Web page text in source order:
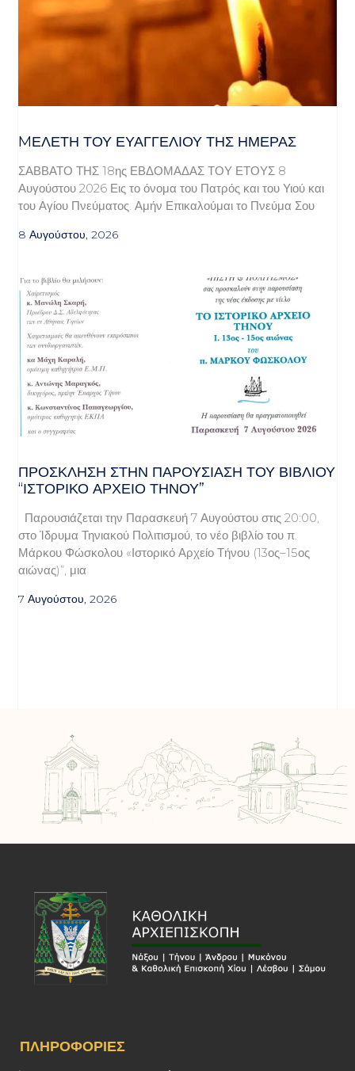
MΕΛΈΤΗ ΤΟΥ ΕΥΑΓΓΕΛΊΟΥ ΤΗΣ ΗΜΈΡΑΣ
ΣΑΒΒΑΤΟ ΤΗΣ 18ης ΕΒΔΟΜΑΔΑΣ ΤΟΥ ΕΤΟΥΣ 8
Αυγούστου 2026 Εις το όνομα του Πατρός και του Υιού και
του Αγίου Πνεύματος. Αμήν Επικαλούμαι το Πνεύμα Σου
8 Αυγούστου, 2026
ΠΡΌΣΚΛΗΣΗ ΣΤΗΝ ΠΑΡΟΥΣΊΑΣΗ ΤΟΥ ΒΙΒΛΊΟΥ
“ΙΣΤΟΡΙΚΌ ΑΡΧΕΊΟ ΤΉΝΟΥ”
Παρουσιάζεται την Παρασκευή 7 Αυγούστου στις 20:00,
στο Ίδρυμα Τηνιακού Πολιτισμού, το νέο βιβλίο του π.
Μάρκου Φώσκολου «Ιστορικό Αρχείο Τήνου (13ος–15ος
αιώνας)”, μια
7 Αυγούστου, 2026
ΠΛΗΡΟΦΟΡΊΕΣ